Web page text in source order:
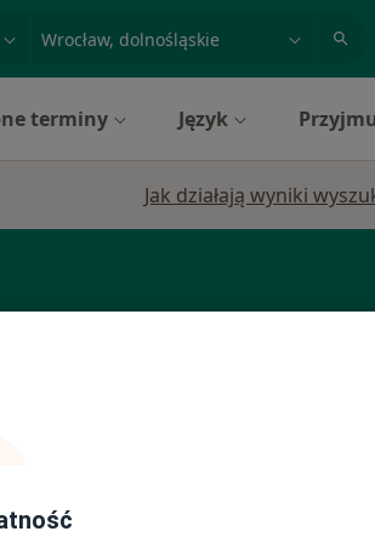
miasto lub dzielnica
terminy Język
Jak działają wyniki